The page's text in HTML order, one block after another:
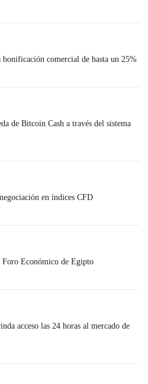
comercial de hasta un 25%
de Bitcoin Cash a través del sistema
en índices CFD
Económico de Egipto
acceso las 24 horas al mercado de